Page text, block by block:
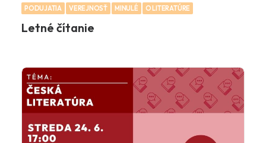
PODUJATIA VEREJNOSŤ MINULÉ O LITERATÚRE
Letné čítanie